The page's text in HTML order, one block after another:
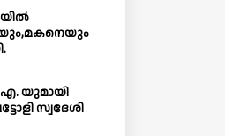
യുമായി
സ്വദേശി